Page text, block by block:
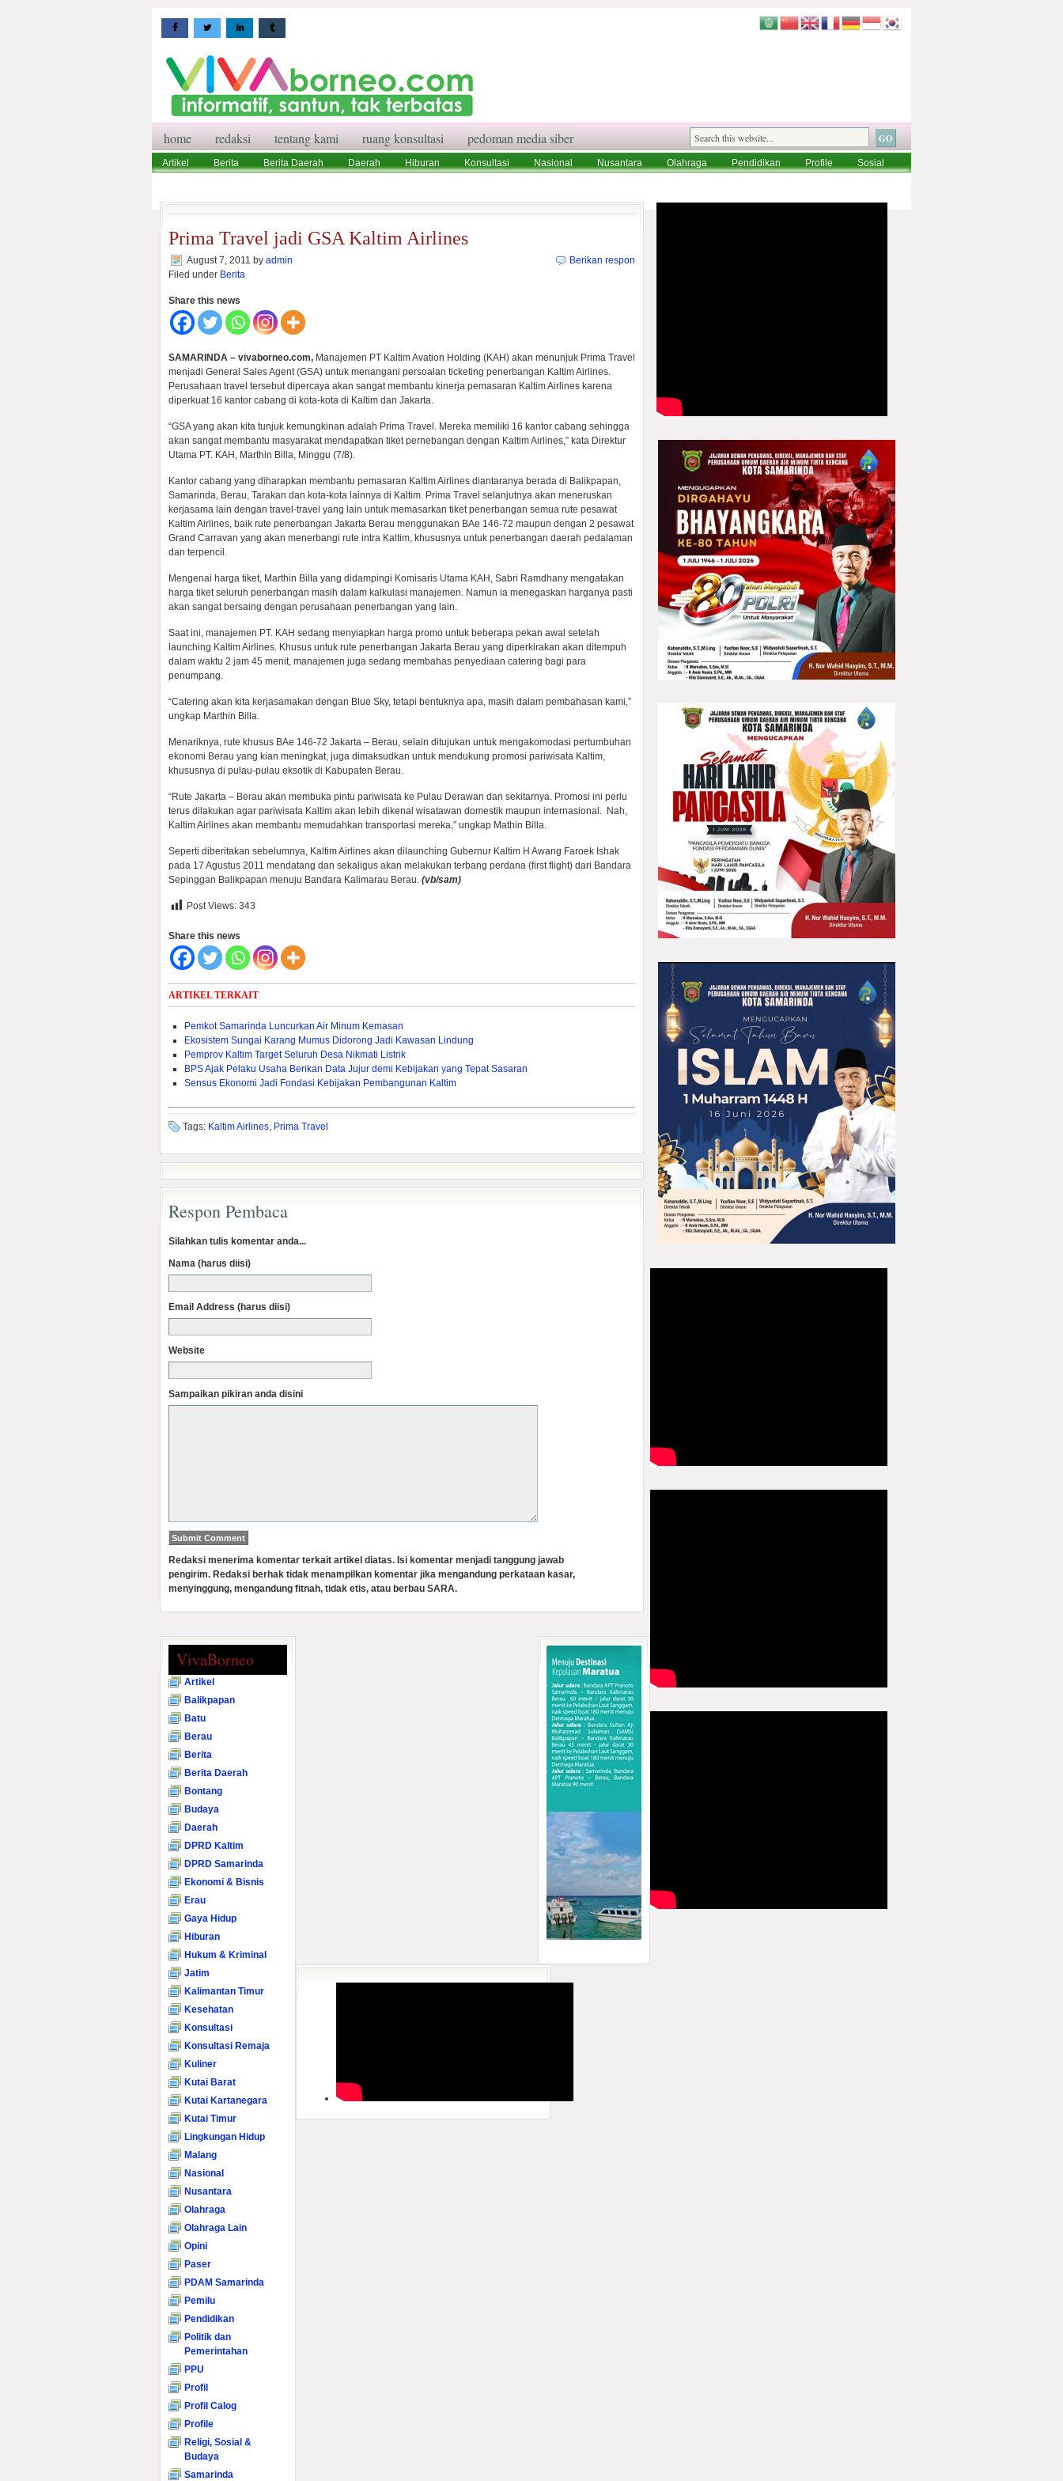
home redaksi tentang kami ruang konsultasi pedoman media siber
Artikel Berita Berita Daerah Daerah Hiburan Konsultasi Nasional Nusantara Olahraga Pendidikan Profile
Sosial
Prima Travel jadi GSA Kaltim Airlines
August 7, 2011 by admin
Filed under Berita
Berikan respon
Share this news
SAMARINDA – vivaborneo.com, Manajemen PT Kaltim Avation Holding (KAH) akan menunjuk Prima Travel
menjadi General Sales Agent (GSA) untuk menangani persoalan ticketing penerbangan Kaltim Airlines.
Perusahaan travel tersebut dipercaya akan sangat membantu kinerja pemasaran Kaltim Airlines karena
diperkuat 16 kantor cabang di kota-kota di Kaltim dan Jakarta.
“GSA yang akan kita tunjuk kemungkinan adalah Prima Travel. Mereka memiliki 16 kantor cabang sehingga
akan sangat membantu masyarakat mendapatkan tiket pernebangan dengan Kaltim Airlines,” kata Direktur
Utama PT. KAH, Marthin Billa, Minggu (7/8).
Kantor cabang yang diharapkan membantu pemasaran Kaltim Airlines diantaranya berada di Balikpapan,
Samarinda, Berau, Tarakan dan kota-kota lainnya di Kaltim. Prima Travel selanjutnya akan meneruskan
kerjasama lain dengan travel-travel yang lain untuk memasarkan tiket penerbangan semua rute pesawat
Kaltim Airlines, baik rute penerbangan Jakarta Berau menggunakan BAe 146-72 maupun dengan 2 pesawat
Grand Carravan yang akan menerbangi rute intra Kaltim, khususnya untuk penerbangan daerah pedalaman
dan terpencil.
Mengenai harga tiket, Marthin Billa yang didampingi Komisaris Utama KAH, Sabri Ramdhany mengatakan
harga tiket seluruh penerbangan masih dalam kalkulasi manajemen. Namun ia menegaskan harganya pasti
akan sangat bersaing dengan perusahaan penerbangan yang lain.
Saat ini, manajemen PT. KAH sedang menyiapkan harga promo untuk beberapa pekan awal setelah
launching Kaltim Airlines. Khusus untuk rute penerbangan Jakarta Berau yang diperkirakan akan ditempuh
dalam waktu 2 jam 45 menit, manajemen juga sedang membahas penyediaan catering bagi para
penumpang.
“Catering akan kita kerjasamakan dengan Blue Sky, tetapi bentuknya apa, masih dalam pembahasan kami,”
ungkap Marthin Billa.
Menariknya, rute khusus BAe 146-72 Jakarta – Berau, selain ditujukan untuk mengakomodasi pertumbuhan
ekonomi Berau yang kian meningkat, juga dimaksudkan untuk mendukung promosi pariwisata Kaltim,
khususnya di pulau-pulau eksotik di Kabupaten Berau.
“Rute Jakarta – Berau akan membuka pintu pariwisata ke Pulau Derawan dan sekitarnya. Promosi ini perlu
terus dilakukan agar pariwisata Kaltim akan lebih dikenal wisatawan domestik maupun internasional. Nah,
Kaltim Airlines akan membantu memudahkan transportasi mereka,” ungkap Mathin Billa.
Seperti diberitakan sebelumnya, Kaltim Airlines akan dilaunching Gubernur Kaltim H Awang Faroek Ishak
pada 17 Agustus 2011 mendatang dan sekaligus akan melakukan terbang perdana (first flight) dari Bandara
Sepinggan Balikpapan menuju Bandara Kalimarau Berau. (vb/sam)
Post Views: 343
Share this news
ARTIKEL TERKAIT
Pemkot Samarinda Luncurkan Air Minum Kemasan
Ekosistem Sungai Karang Mumus Didorong Jadi Kawasan Lindung
Pemprov Kaltim Target Seluruh Desa Nikmati Listrik
BPS Ajak Pelaku Usaha Berikan Data Jujur demi Kebijakan yang Tepat Sasaran
Sensus Ekonomi Jadi Fondasi Kebijakan Pembangunan Kaltim
Tags: Kaltim Airlines, Prima Travel
Respon Pembaca
Silahkan tulis komentar anda...
Nama (harus diisi)
Email Address (harus diisi)
Website
Sampaikan pikiran anda disini
Redaksi menerima komentar terkait artikel diatas. Isi komentar menjadi tanggung jawab
pengirim. Redaksi berhak tidak menampilkan komentar jika mengandung perkataan kasar,
menyinggung, mengandung fitnah, tidak etis, atau berbau SARA.
VivaBorneo
Artikel
Balikpapan
Batu
Berau
Berita
Berita Daerah
Bontang
Budaya
Daerah
DPRD Kaltim
DPRD Samarinda
Ekonomi & Bisnis
Erau
Gaya Hidup
Hiburan
Hukum & Kriminal
Jatim
Kalimantan Timur
Kesehatan
Konsultasi
Konsultasi Remaja
Kuliner
Kutai Barat
Kutai Kartanegara
Kutai Timur
Lingkungan Hidup
Malang
Nasional
Nusantara
Olahraga
Olahraga Lain
Opini
Paser
PDAM Samarinda
Pemilu
Pendidikan
Politik dan
Pemerintahan
PPU
Profil
Profil Calog
Profile
Religi, Sosial &
Budaya
Samarinda